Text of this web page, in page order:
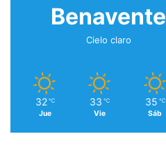
Benavente
Cielo claro
32 ℃
Jue
33 ℃
Vie
35 ℃
Sáb